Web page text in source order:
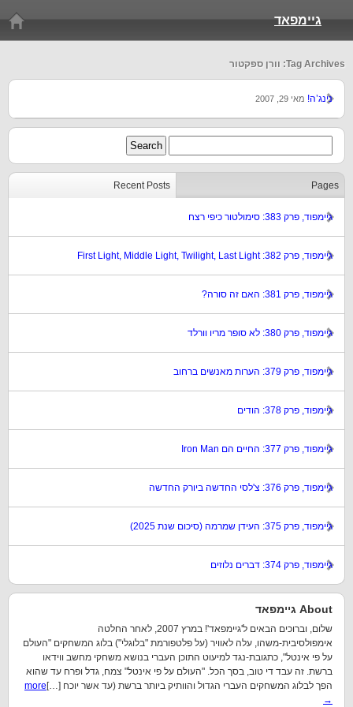
גיימפאד
Tag Archives: וורן ספקטור
נינג’ה! מאי 29, 2007
Recent Posts Pages
גיימפוד, פרק 383: סימולטור כיפי רצח
גיימפוד, פרק 382: First Light, Middle Light, Twilight, Last Light
גיימפוד, פרק 381: האם זה סורה?
גיימפוד, פרק 380: לא סופר מריו וורלד
גיימפוד, פרק 379: הערות מאנשים ברחוב
גיימפוד, פרק 378: הודים
גיימפוד, פרק 377: החיים הם Iron Man
גיימפוד, פרק 376: צ'לסי החדשה ביורק החדשה
גיימפוד, פרק 375: העידן שמרמה (סיכום שנת 2025)
גיימפוד, פרק 374: דברים נלוזים
About גיימפאד
שלום, וברוכים הבאים ל'גיימפאד'! במרץ 2007, לאחר החלטה
אימפולסיבית-משהו, עלה לאוויר (על פלטפורמת "בלוגלי") בלוג המשחקים "העולם
על פי אינטל", כתגובת-נגד למיעוט התוכן העברי בנושא משחקי מחשב ווידאו
ברשת. זה עבד די טוב, בסך הכל. "העולם על פי אינטל" צמח, גדל ופרח עד שהוא
הפך לבלוג המשחקים העברי הגדול והוותיק ביותר ברשת (עד אשר יוכח […] more
→